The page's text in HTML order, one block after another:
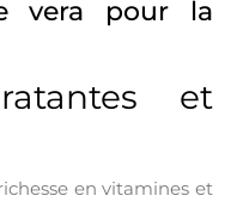
vera pour la
et
en vitamines et